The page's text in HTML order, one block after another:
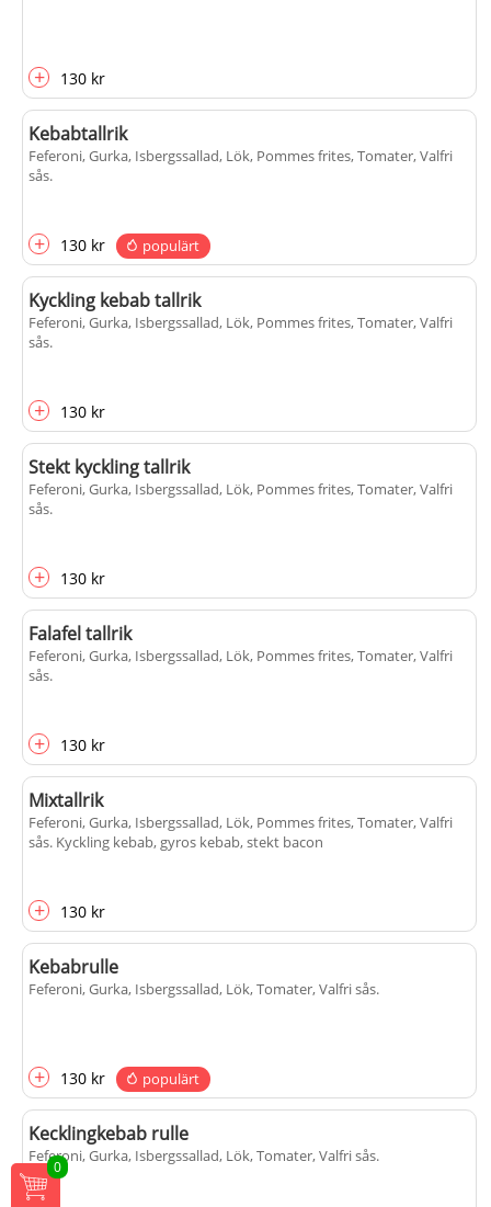
0
+ 130 kr
Kebabtallrik
Feferoni, Gurka, Isbergssallad, Lök, Pommes frites, Tomater, Valfri
sås.
+ 130 kr populärt
Kyckling kebab tallrik
Feferoni, Gurka, Isbergssallad, Lök, Pommes frites, Tomater, Valfri
sås.
+ 130 kr
Stekt kyckling tallrik
Feferoni, Gurka, Isbergssallad, Lök, Pommes frites, Tomater, Valfri
sås.
+ 130 kr
Falafel tallrik
Feferoni, Gurka, Isbergssallad, Lök, Pommes frites, Tomater, Valfri
sås.
+ 130 kr
Mixtallrik
Feferoni, Gurka, Isbergssallad, Lök, Pommes frites, Tomater, Valfri
sås. Kyckling kebab, gyros kebab, stekt bacon
+ 130 kr
Kebabrulle
Feferoni, Gurka, Isbergssallad, Lök, Tomater, Valfri sås.
+ 130 kr populärt
Kecklingkebab rulle
Feferoni, Gurka, Isbergssallad, Lök, Tomater, Valfri sås.